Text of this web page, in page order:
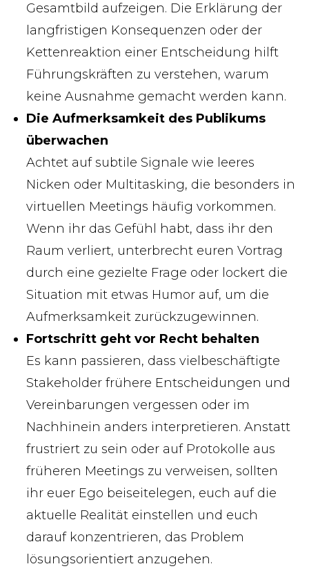
Gesamtbild aufzeigen. Die Erklärung der
langfristigen Konsequenzen oder der
Kettenreaktion einer Entscheidung hilft
Führungskräften zu verstehen, warum
keine Ausnahme gemacht werden kann.
Die Aufmerksamkeit des Publikums
überwachen
Achtet auf subtile Signale wie leeres
Nicken oder Multitasking, die besonders in
virtuellen Meetings häufig vorkommen.
Wenn ihr das Gefühl habt, dass ihr den
Raum verliert, unterbrecht euren Vortrag
durch eine gezielte Frage oder lockert die
Situation mit etwas Humor auf, um die
Aufmerksamkeit zurückzugewinnen.
Fortschritt geht vor Recht behalten
Es kann passieren, dass vielbeschäftigte
Stakeholder frühere Entscheidungen und
Vereinbarungen vergessen oder im
Nachhinein anders interpretieren. Anstatt
frustriert zu sein oder auf Protokolle aus
früheren Meetings zu verweisen, sollten
ihr euer Ego beiseitelegen, euch auf die
aktuelle Realität einstellen und euch
darauf konzentrieren, das Problem
lösungsorientiert anzugehen.